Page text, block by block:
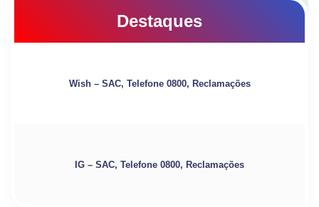
Destaques
Wish – SAC, Telefone 0800, Reclamações
IG – SAC, Telefone 0800, Reclamações